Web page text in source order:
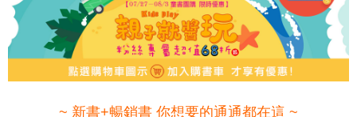
~ 新書+暢銷書 你想要的通通都在這 ~